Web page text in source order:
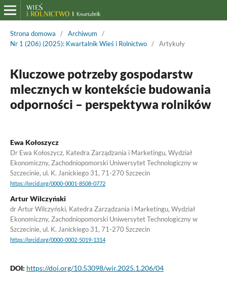
Strona domowa / Archiwum
/
Nr 1 (206) (2025): Kwartalnik Wieś i Rolnictwo / Artykuły
Kluczowe potrzeby gospodarstw
mlecznych w kontekście budowania
odporności – perspektywa rolników
Ewa Kołoszycz
Dr Ewa Kołoszycz, Katedra Zarządzania i Marketingu, Wydział
Ekonomiczny, Zachodniopomorski Uniwersytet Technologiczny w
Szczecinie, ul. K. Janickiego 31, 71-270 Szczecin
https://orcid.org/0000-0001-8508-0772
Artur Wilczyński
dr Artur Wilczyński, Katedra Zarządzania i Marketingu, Wydział
Ekonomiczny, Zachodniopomorski Uniwersytet Technologiczny w
Szczecinie, ul. K. Janickiego 31, 71-270 Szczecin
https://orcid.org/0000-0002-5019-1314
DOI: https://doi.org/10.53098/wir.2025.1.206/04